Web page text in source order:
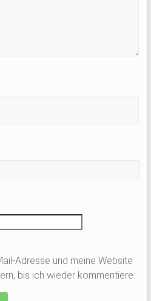
Adresse und meine Website
bis ich wieder kommentiere.